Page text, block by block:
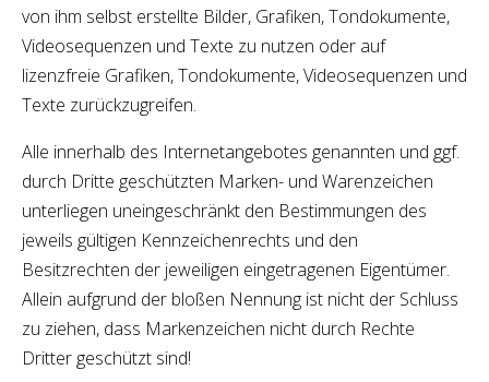
von ihm selbst erstellte Bilder, Grafiken, Tondokumente,
Videosequenzen und Texte zu nutzen oder auf
lizenzfreie Grafiken, Tondokumente, Videosequenzen und
Texte zurückzugreifen.
Alle innerhalb des Internetangebotes genannten und ggf.
durch Dritte geschützten Marken- und Warenzeichen
unterliegen uneingeschränkt den Bestimmungen des
jeweils gültigen Kennzeichenrechts und den
Besitzrechten der jeweiligen eingetragenen Eigentümer.
Allein aufgrund der bloßen Nennung ist nicht der Schluss
zu ziehen, dass Markenzeichen nicht durch Rechte
Dritter geschützt sind!